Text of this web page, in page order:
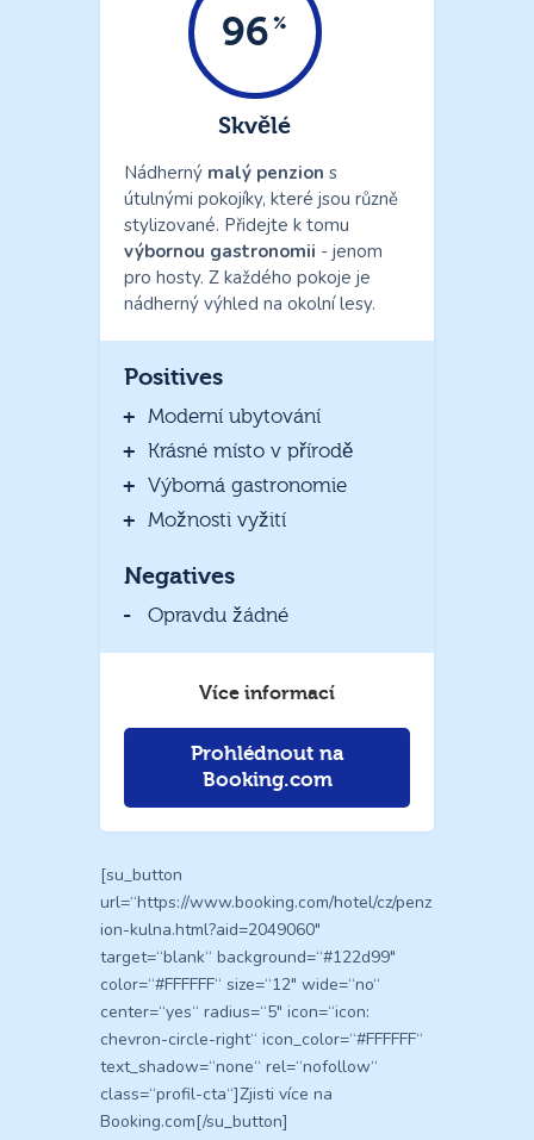
96
Skvělé
Nádherný malý penzion s
útulnými pokojíky, které jsou různě
stylizované. Přidejte k tomu
výbornou gastronomii - jenom
pro hosty. Z každého pokoje je
nádherný výhled na okolní lesy.
Positives
Moderní ubytování
Krásné místo v přírodě
Výborná gastronomie
Možnosti vyžití
Negatives
Opravdu žádné
Více informací
Prohlédnout na
Booking.com
[su_button
url=“https://www.booking.com/hotel/cz/penz
ion-kulna.html?aid=2049060″
target=“blank“ background=“#122d99″
color=“#FFFFFF“ size=“12″ wide=“no“
center=“yes“ radius=“5″ icon=“icon:
chevron-circle-right“ icon_color=“#FFFFFF“
text_shadow=“none“ rel=“nofollow“
class=“profil-cta“]Zjisti více na
Booking.com[/su_button]